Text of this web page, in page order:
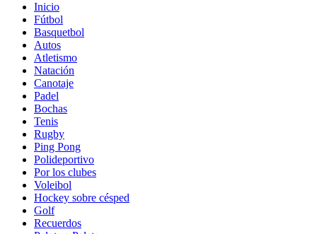
Inicio
Fútbol
Basquetbol
Autos
Atletismo
Natación
Canotaje
Padel
Bochas
Tenis
Rugby
Ping Pong
Polideportivo
Por los clubes
Voleibol
Hockey sobre césped
Golf
Recuerdos